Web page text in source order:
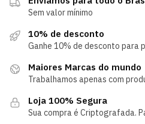
Sem valor mínimo
10% de desconto
Ganhe 10% de desconto para
Maiores Marcas do mundo
Trabalhamos apenas com
Loja 100% Segura
Sua compra é Criptografada.